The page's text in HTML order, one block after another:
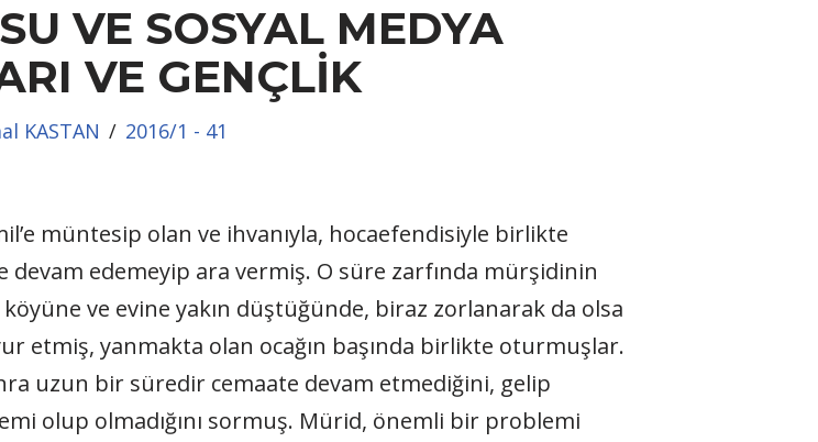
VE SOSYAL MEDYA
VE GENÇLİK
KASTAN 2016/1 - 41
müntesip olan ve ihvanıyla, hocaefendisiyle birlikte
edemeyip ara vermiş. O süre zarfında mürşidinin
ve evine yakın düştüğünde, biraz zorlanarak da olsa
etmiş, yanmakta olan ocağın başında birlikte oturmuşlar.
uzun bir süredir cemaate devam etmediğini, gelip
olup olmadığını sormuş. Mürid, önemli bir problemi